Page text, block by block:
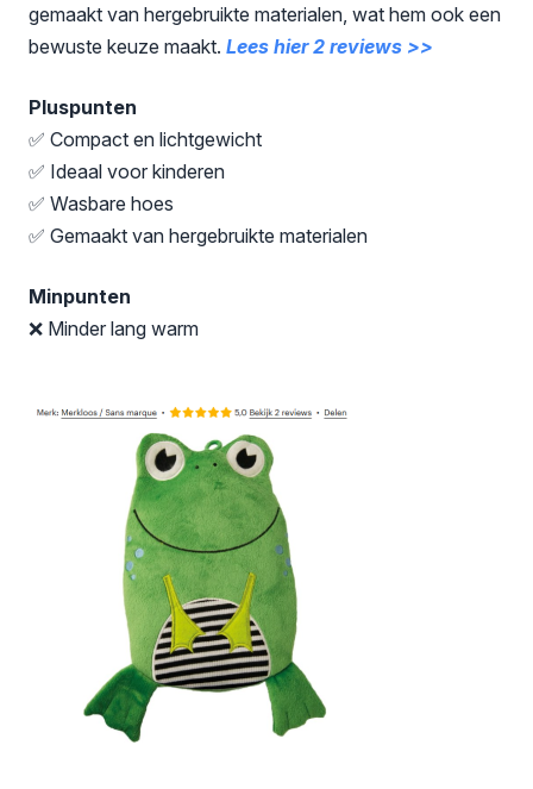
gemaakt van hergebruikte materialen, wat hem ook een
bewuste keuze maakt. Lees hier 2 reviews >>
Pluspunten
✅ Compact en lichtgewicht
✅ Ideaal voor kinderen
✅ Wasbare hoes
✅ Gemaakt van hergebruikte materialen
Minpunten
❌ Minder lang warm